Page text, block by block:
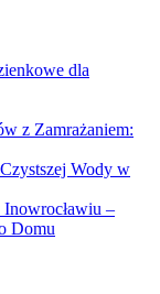
dla
z Zamrażaniem:
Wody w
–
Domu